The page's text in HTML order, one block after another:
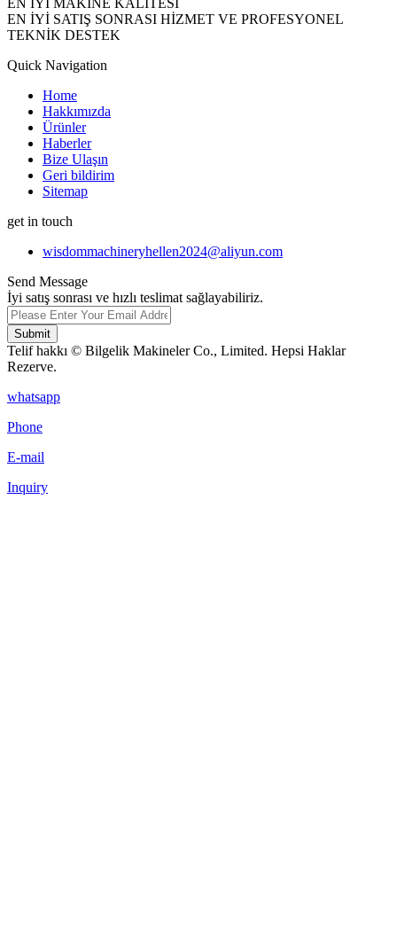
EN İYİ SATIŞ SONRASI HİZMET VE PROFESYONEL
TEKNİK DESTEK
Quick Navigation
Home
Hakkımızda
Ürünler
Haberler
Bize Ulaşın
Geri bildirim
Sitemap
get in touch
wisdommachineryhellen2024@aliyun.com
Send Message
İyi satış sonrası ve hızlı teslimat sağlayabiliriz.
Submit
Telif hakkı © Bilgelik Makineler Co., Limited. Hepsi Haklar
Rezerve.
whatsapp
Phone
E-mail
Inquiry